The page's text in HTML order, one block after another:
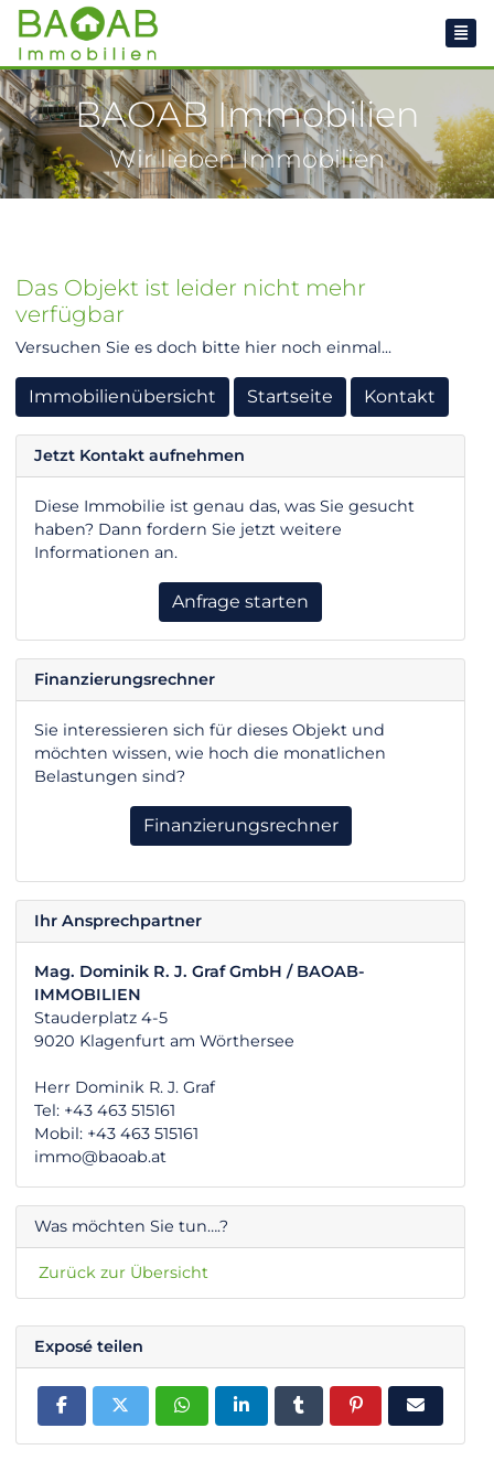
BAOAB Immobilien
Wir lieben Immobilien
Das Objekt ist leider nicht mehr
verfügbar
Versuchen Sie es doch bitte hier noch einmal...
Immobilienübersicht Startseite Kontakt
Jetzt Kontakt aufnehmen
Diese Immobilie ist genau das, was Sie gesucht
haben? Dann fordern Sie jetzt weitere
Informationen an.
Anfrage starten
Finanzierungsrechner
Sie interessieren sich für dieses Objekt und
möchten wissen, wie hoch die monatlichen
Belastungen sind?
Finanzierungsrechner
Ihr Ansprechpartner
Mag. Dominik R. J. Graf GmbH / BAOAB-
IMMOBILIEN
Stauderplatz 4-5
9020 Klagenfurt am Wörthersee
Herr Dominik R. J. Graf
Tel: +43 463 515161
Mobil: +43 463 515161
immo@baoab.at
Was möchten Sie tun….?
Zurück zur Übersicht
Exposé teilen